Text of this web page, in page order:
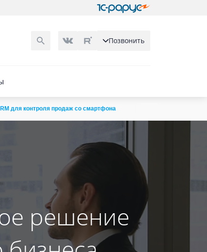
Позвонить
для контроля продаж со смартфона
решение